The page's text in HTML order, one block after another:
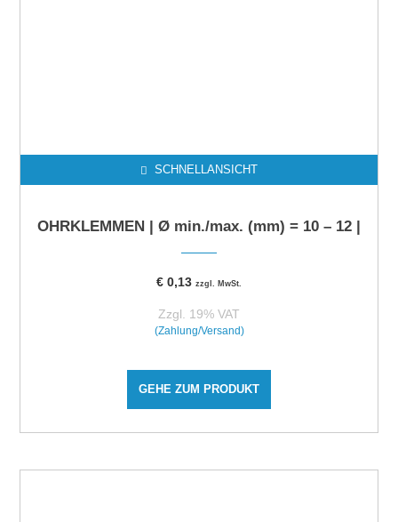
SCHNELLANSICHT
OHRKLEMMEN | Ø min./max. (mm) = 10 – 12 |
€ 0,13 zzgl. MwSt.
Zzgl. 19% VAT
(Zahlung/Versand)
GEHE ZUM PRODUKT